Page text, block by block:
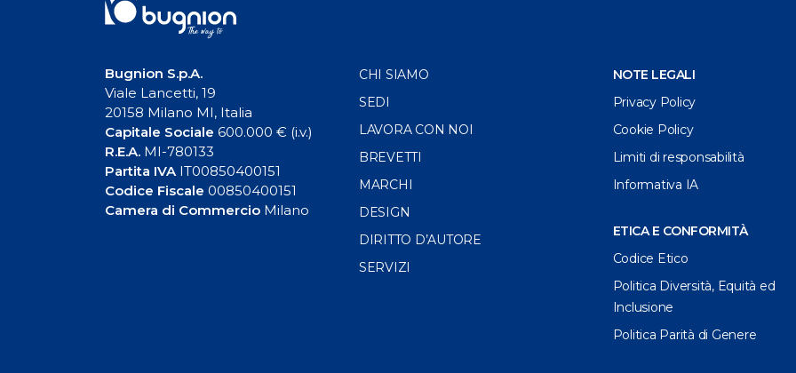
Bugnion S.p.A.
Viale Lancetti, 19
20158 Milano MI, Italia
Capitale Sociale 600.000 € (i.v.)
R.E.A. MI-780133
Partita IVAIT00850400151
Codice Fiscale 00850400151
Camera di Commercio Milano
CHI SIAMO
SEDI
LAVORA CON NOI
BREVETTI
MARCHI
DESIGN
DIRITTO D’AUTORE
SERVIZI
NOTE LEGALI
Privacy Policy
Cookie Policy
Limiti di responsabilità
Informativa IA
ETICA E CONFORMITÀ
Codice Etico
Politica Diversità, Equità ed
Inclusione
Politica Parità di Genere